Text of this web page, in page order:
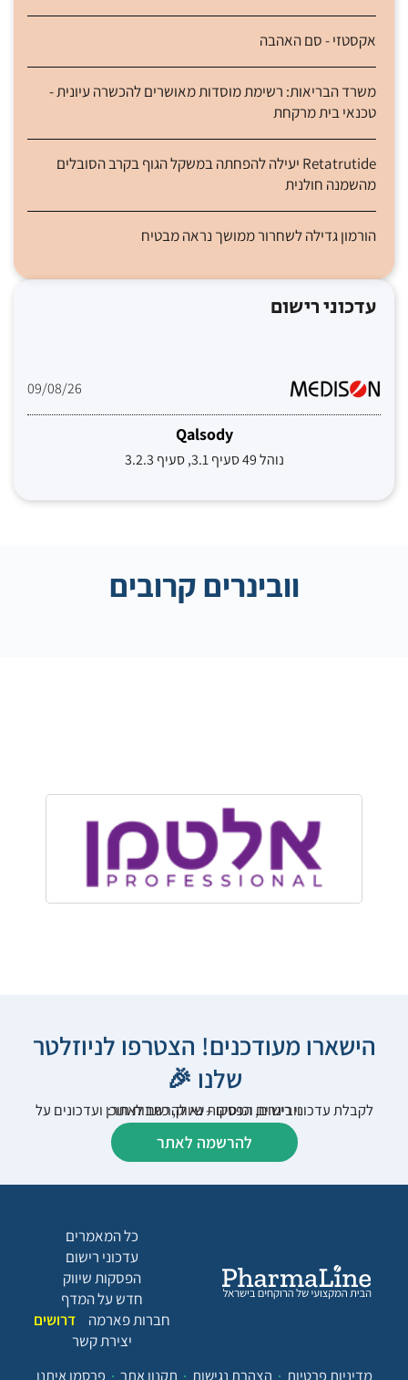
אקסטזי - סם האהבה
משרד הבריאות: רשימת מוסדות מאושרים להכשרה עיונית -
טכנאי בית מרקחת
Retatrutide יעילה להפחתה במשקל הגוף בקרב הסובלים
מהשמנה חולנית
הורמון גדילה לשחרור ממושך נראה מבטיח
עדכוני רישום
09/08/26
Qalsody
נוהל 49 סעיף 3.1, סעיף 3.2.3
וובינרים קרובים
הישארו מעודכנים! הצטרפו לניוזלטר
שלנו 🎉
לקבלת עדכוני רישום, הפסקות שיווק, כתבות תוכן ועדכונים על וובינרים וכנסים – נא להרשם לאתר:
להרשמה לאתר
כל המאמרים
עדכוני רישום
הפסקות שיווק
חדש על המדף
חברות פארמה
דרושים
יצירת קשר
מדיניות פרטיות
הצהרת נגישות תקנון אתר פרסמו איתנו